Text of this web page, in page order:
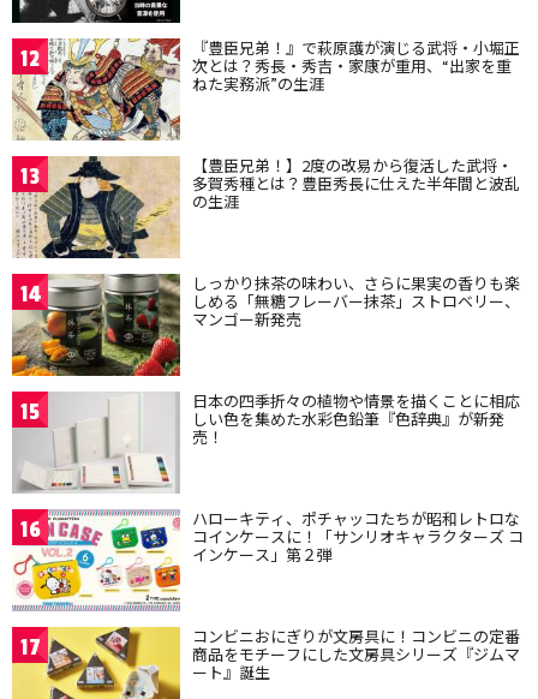
12 『豊臣兄弟！』で萩原護が演じる武将・小堀正
次とは？秀長・秀吉・家康が重用、“出家を重
ねた実務派”の生涯
13 【豊臣兄弟！】2度の改易から復活した武将・
多賀秀種とは？豊臣秀長に仕えた半年間と波乱
の生涯
14 しっかり抹茶の味わい、さらに果実の香りも楽
しめる「無糖フレーバー抹茶」ストロベリー、
マンゴー新発売
15 日本の四季折々の植物や情景を描くことに相応
しい色を集めた水彩色鉛筆『色辞典』が新発
売！
16 ハローキティ、ポチャッコたちが昭和レトロな
コインケースに！「サンリオキャラクターズ コ
インケース」第２弾
17 コンビニおにぎりが文房具に！コンビニの定番
商品をモチーフにした文房具シリーズ『ジムマ
ート』誕生